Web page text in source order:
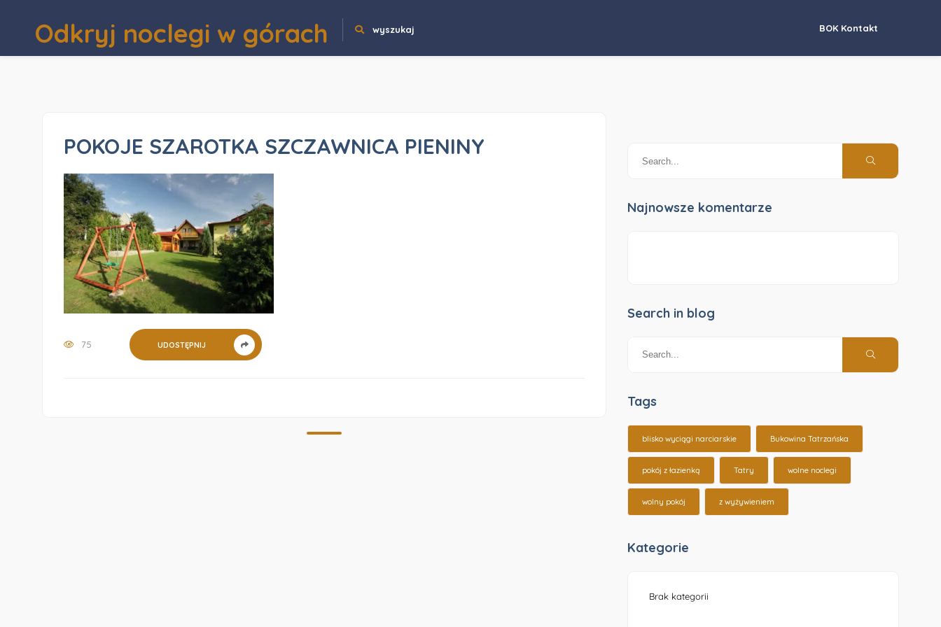
Odkryj noclegi w górach wyszukaj BOK Kontakt
POKOJE SZAROTKA SZCZAWNICA PIENINY
75 UDOSTĘPNIJ
Najnowsze komentarze
Search in blog
Tags
blisko wyciągi narciarskie Bukowina Tatrzańska
pokój z łazienką Tatry wolne noclegi
wolny pokój z wyżywieniem
Kategorie
Brak kategorii